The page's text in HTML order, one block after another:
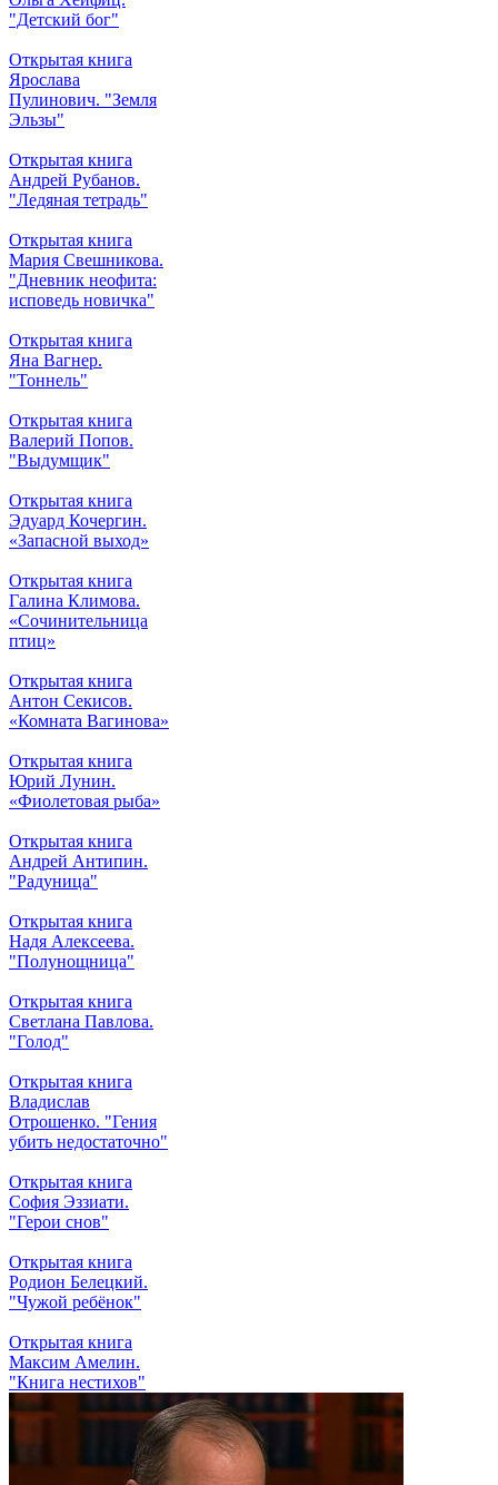
"Детский бог"
Открытая книга
Ярослава
Пулинович. "Земля
Эльзы"
Открытая книга
Андрей Рубанов.
"Ледяная тетрадь"
Открытая книга
Мария Свешникова.
"Дневник неофита:
исповедь новичка"
Открытая книга
Яна Вагнер.
"Тоннель"
Открытая книга
Валерий Попов.
"Выдумщик"
Открытая книга
Эдуард Кочергин.
«Запасной выход»
Открытая книга
Галина Климова.
«Сочинительница
птиц»
Открытая книга
Антон Секисов.
«Комната Вагинова»
Открытая книга
Юрий Лунин.
«Фиолетовая рыба»
Открытая книга
Андрей Антипин.
"Радуница"
Открытая книга
Надя Алексеева.
"Полунощница"
Открытая книга
Светлана Павлова.
"Голод"
Открытая книга
Владислав
Отрошенко. "Гения
убить недостаточно"
Открытая книга
София Эззиати.
"Герои снов"
Открытая книга
Родион Белецкий.
"Чужой ребёнок"
Открытая книга
Максим Амелин.
"Книга нестихов"